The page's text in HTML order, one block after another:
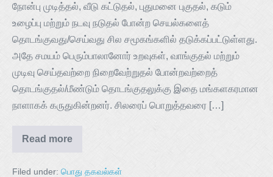
நோன்பு முடித்தல், வீடு கட்டுதல், புதுமனை புகுதல், கடும்
உழைப்பு மற்றும் நடவு நடுதல் போன்ற செயல்களைத்
தொடங்குவது/செய்வது சில சமூகங்களில் தடுக்கப்பட்டுள்ளது.
அதே சமயம் பெரும்பாலானோர் உறவுகள், வாங்குதல் மற்றும்
முடிவு செய்தவற்றை நிறைவேற்றுதல் போன்றவற்றைத்
தொடங்குதல்/மீண்டும் தொடங்குதலுக்கு இதை மங்களகரமான
நாளாகக் கருதுகின்றனர். சிலரைப் பொறுத்தவரை […]
Read more
Filed under: பொது தகவல்கள்